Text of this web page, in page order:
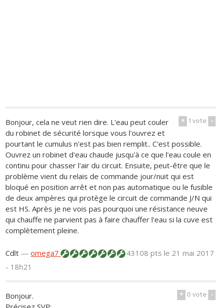
+ 1vote -
Bonjour, cela ne veut rien dire. L'eau peut couler
du robinet de sécurité lorsque vous l'ouvrez et
pourtant le cumulus n'est pas bien remplit.. C'est possible.
Ouvrez un robinet d'eau chaude jusqu'à ce que l'eau coule en
continu pour chasser l'air du circuit. Ensuite, peut-être que le
problème vient du relais de commande jour/nuit qui est
bloqué en position arrêt et non pas automatique ou le fusible
de deux ampères qui protège le circuit de commande J/N qui
est HS. Après je ne vois pas pourquoi une résistance neuve
qui chauffe ne parvient pas à faire chauffer l'eau si la cuve est
complètement pleine.
Cdlt —omega7 43108 ptsle 21 mai 2017
- 18h21
+ 0vote -
Bonjour.